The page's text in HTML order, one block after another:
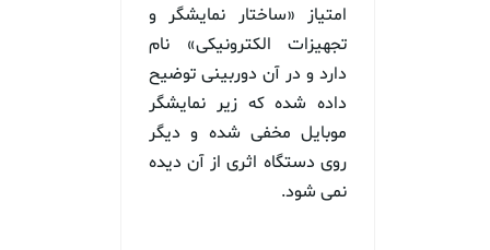
امتیاز «ساختار نمایشگر و
تجهیزات الکترونیکی» نام
دارد و در آن دوربینی توضیح
داده شده که زیر نمایشگر
موبایل مخفی شده و دیگر
روی دستگاه اثری از آن دیده
نمی شود.